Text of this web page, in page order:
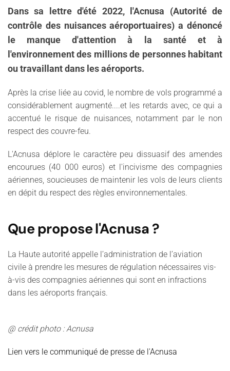
Dans sa lettre d'été 2022, l'Acnusa (Autorité de
contrôle des nuisances aéroportuaires) a dénoncé
le manque d'attention à la santé et à
l'environnement des millions de personnes habitant
ou travaillant dans les aéroports.
Après la crise liée au covid, le nombre de vols programmé a
considérablement augmenté....et les retards avec, ce qui a
accentué le risque de nuisances, notamment par le non
respect des couvre-feu.
L'Acnusa déplore le caractère peu dissuasif des amendes
encourues (40 000 euros) et l'incivisme des compagnies
aériennes, soucieuses de maintenir les vols de leurs clients
en dépit du respect des règles environnementales.
Que propose l'Acnusa ?
La Haute autorité appelle l’administration de l’aviation
civile à prendre les mesures de régulation nécessaires vis-
à-vis des compagnies aériennes qui sont en infractions
dans les aéroports français.
@ crédit photo : Acnusa
Lien vers le communiqué de presse de l'Acnusa